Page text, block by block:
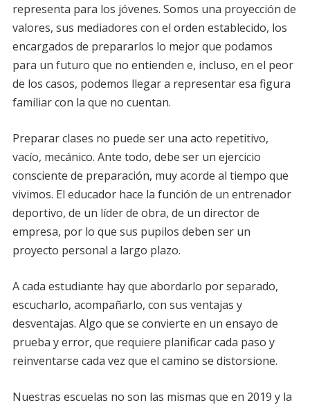
representa para los jóvenes. Somos una proyección de
valores, sus mediadores con el orden establecido, los
encargados de prepararlos lo mejor que podamos
para un futuro que no entienden e, incluso, en el peor
de los casos, podemos llegar a representar esa figura
familiar con la que no cuentan.
Preparar clases no puede ser una acto repetitivo,
vacío, mecánico. Ante todo, debe ser un ejercicio
consciente de preparación, muy acorde al tiempo que
vivimos. El educador hace la función de un entrenador
deportivo, de un líder de obra, de un director de
empresa, por lo que sus pupilos deben ser un
proyecto personal a largo plazo.
A cada estudiante hay que abordarlo por separado,
escucharlo, acompañarlo, con sus ventajas y
desventajas. Algo que se convierte en un ensayo de
prueba y error, que requiere planificar cada paso y
reinventarse cada vez que el camino se distorsione.
Nuestras escuelas no son las mismas que en 2019 y la